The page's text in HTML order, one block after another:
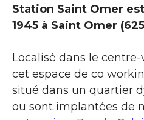
Station Saint Omer
1945 à Saint Omer
Localisé dans le
cet espace de co
situé dans un quartier
ou sont implantées de